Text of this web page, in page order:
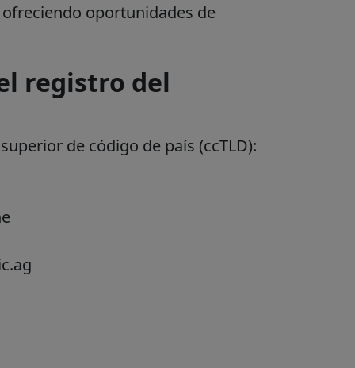
oportunidades de
registro del
de código de país (ccTLD):